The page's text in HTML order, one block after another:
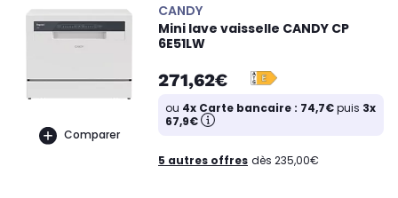
Comparer
CANDY
Mini lave vaisselle CANDY CP
6E51LW
271,62€
ou 4x Carte bancaire : 74,7€puis 3x
67,9€
5 autres offres dès 235,00€